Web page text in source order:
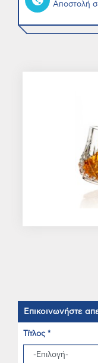
Αποστολή
Επικοινωνήστε
Τίτλος *